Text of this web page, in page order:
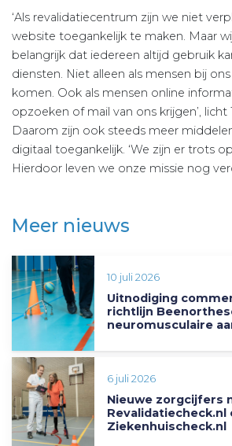
‘Als revalidatiecentrum zijn we niet
website toegankelijk te maken. Maar
belangrijk dat iedereen altijd gebruik
diensten. Niet alleen als mensen bij
komen. Ook als mensen online
opzoeken of mail van ons krijgen’,
Daarom zijn ook steeds meer
digitaal toegankelijk. ‘We zijn er trots
Hierdoor leven we onze missie nog
Meer nieuws
10 juli 2026
Uitnodiging
richtlijn
neuromusculaire
6 juli 2026
Nieuwe zorgcijfers
Revalidatiecheck.nl
Ziekenhuischeck.nl